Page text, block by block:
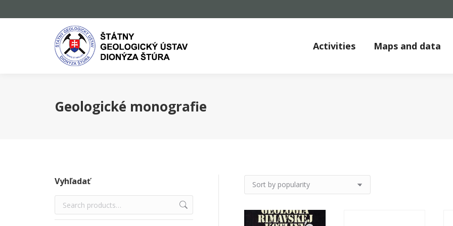
Activities Maps and data
Geologické monografie
Vyhľadať